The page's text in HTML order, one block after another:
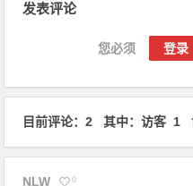
发表评论
您必须 登录
目前评论：2 其中：访客 1
NLW 0